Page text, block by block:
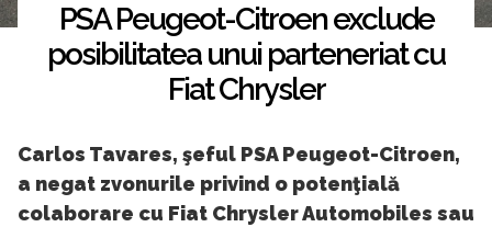
PSA Peugeot-Citroen exclude
posibilitatea unui parteneriat cu
Fiat Chrysler
Carlos Tavares, şeful PSA Peugeot-Citroen,
a negat zvonurile privind o potenţială
colaborare cu Fiat Chrysler Automobiles sau